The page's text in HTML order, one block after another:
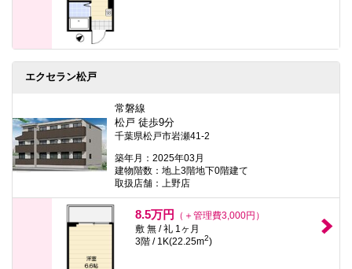
エクセラン松戸
常磐線
松戸 徒歩9分
千葉県松戸市岩瀬41-2
築年月：2025年03月
建物階数：地上3階地下0階建て
取扱店舗：上野店
8.5万円
（＋管理費3,000円）
敷 無 / 礼 1ヶ月
3階 / 1K(22.25m2)